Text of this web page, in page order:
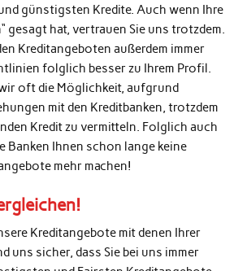
günstigsten Kredite. Auch wenn Ihre
gesagt hat, vertrauen Sie uns trotzdem.
Kreditangeboten außerdem immer
folglich besser zu Ihrem Profil.
oft die Möglichkeit, aufgrund
mit den Kreditbanken, trotzdem
Kredit zu vermitteln. Folglich auch
Banken Ihnen schon lange keine
mehr machen!
Kreditangebote mit denen Ihrer
uns sicher, dass Sie bei uns immer